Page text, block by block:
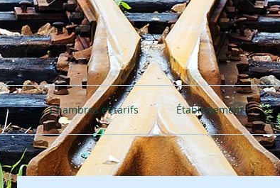
Chambres et tarifs Établissement